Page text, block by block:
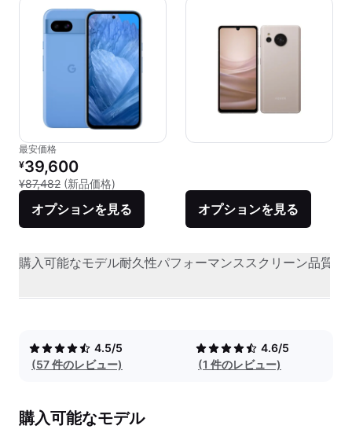
最安価格
リファービッシュ品の価格：
¥39,600
¥87,482 (新品価格)
オプションを見る オプションを見る
購入可能なモデル耐久性パフォーマンススクリーン品質
4.5/5
(57 件のレビュー)
4.6/5
(1 件のレビュー)
購入可能なモデル